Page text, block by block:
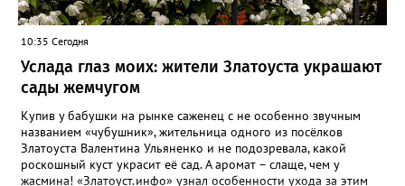
10:35 Сегодня
Услада глаз моих: жители Златоуста украшают
сады жемчугом
Купив у бабушки на рынке саженец с не особенно звучным
названием «чубушник», жительница одного из посёлков
Златоуста Валентина Ульяненко и не подозревала, какой
роскошный куст украсит её сад. А аромат – слаще, чем у
жасмина! «Златоуст.инфо» узнал особенности ухода за этим